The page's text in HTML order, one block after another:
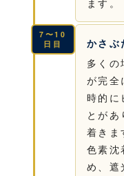
7〜10
日目
かさぶ
多く
が完全
時的に
とが
着きま
色素沈
め、遮